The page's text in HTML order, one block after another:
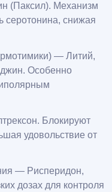
(Паксил). Механизм
серотонина, снижая
— Литий,
Особенно
Блокируют
удовольствие от
— Рисперидон,
дозах для контроля